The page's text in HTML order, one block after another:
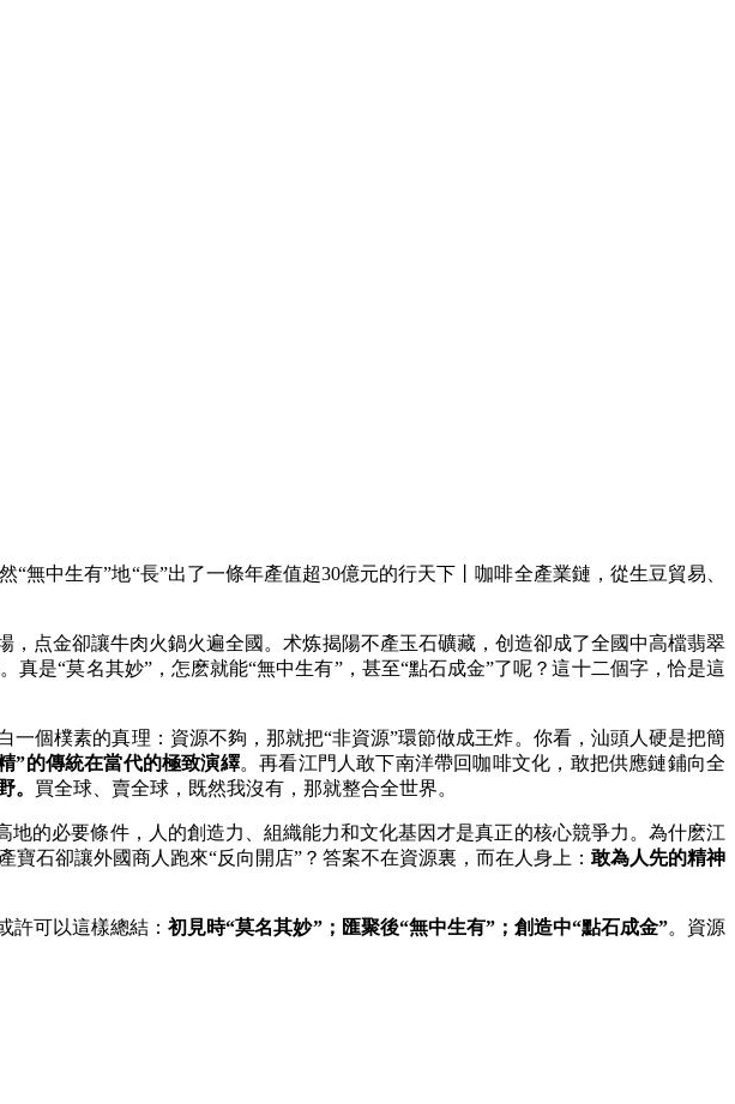
中生有”地“長”出了一條年產值超30億元的行天下丨 咖啡全產業鏈，從生豆貿易、
点金卻讓牛肉火鍋火遍全國。术炼揭陽不產玉石礦藏，创造卻成了全國中高檔翡翠
真是“莫名其妙”，怎麽就能“無中生有”，甚至“點石成金”了呢？這十二個字，恰是這
個樸素的真理：資源不夠，那就把“非資源”環節做成王炸。你看，汕頭人硬是把簡
”的傳統在當代的極致演繹。再看江門人敢下南洋帶回咖啡文化，敢把供應鏈鋪向全
。 買全球、賣全球，既然我沒有，那就整合全世界。
的必要條件，人的創造力、組織能力和文化基因才是真正的核心競爭力。為什麽江
石卻讓外國商人跑來“反向開店”？答案不在資源裏，而在人身上： 敢為人先的精神
許可以這樣總結：初見時“莫名其妙”；匯聚後“無中生有”；創造中“點石成金”。資源